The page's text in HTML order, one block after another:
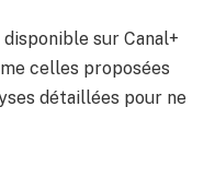
sur Canal+
celles proposées
détaillées pour ne